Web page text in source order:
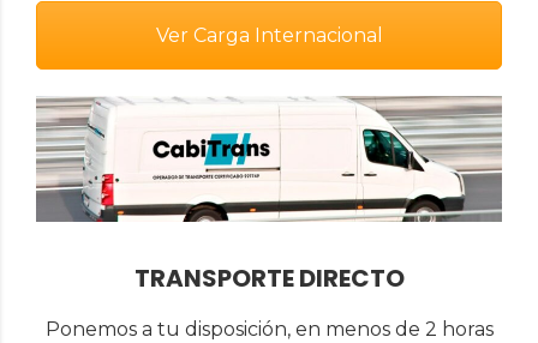
Ver Carga Internacional
TRANSPORTE DIRECTO
Ponemos a tu disposición, en menos de 2 horas